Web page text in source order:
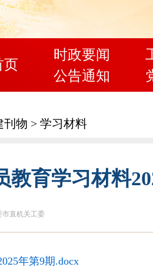
页
时政要闻
公告通知
刊物 > 学习材料
教育学习材料
市直机关工委
年第9期.docx